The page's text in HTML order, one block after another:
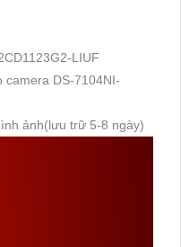
LIUF
DS-7104NI-
ảnh(lưu trữ 5-8 ngày)